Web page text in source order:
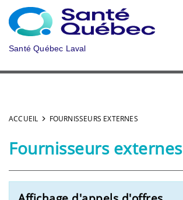
Aller au menu principal
Santé Québec Laval
ACCUEIL FOURNISSEURS EXTERNES
Fournisseurs externes